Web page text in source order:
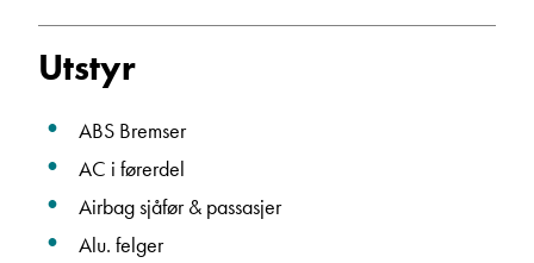
Utstyr
ABS Bremser
AC i førerdel
Airbag sjåfør & passasjer
Alu. felger